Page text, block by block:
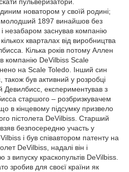
новатором у своїй родині;
1897 винайшов без
незабаром заснував компанію
кварталах від виробництва
Кілька років потому Аллен
компанію DeVilbiss Scale
на Scale Toledo. Інший син
був активний у розробці
Девилбисс, експериментував з
старшого – розбризкувачем
в кінцевому підсумку призвело
пістолета DeVilbiss. Старший
безпосередню участь у
і був співавтором патенту на
DeVilbiss, надалі він і
з випуску краскопультів DeVilbiss.
зробив для своєї країни як